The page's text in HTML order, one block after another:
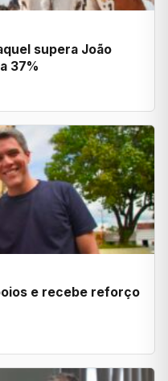
supera João
37%
e recebe reforço